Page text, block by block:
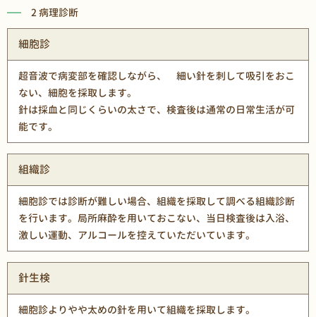
2 病理診断
細胞診
超音波で病変部を確認しながら、 細い針を刺して吸引をおこ
ない、細胞を採取します。
針は採血と同じくらいの太さで、検査後は通常の日常生活が可
能です。
組織診
細胞診では診断が難しい場合、組織を採取して調べる組織診断
を行います。局所麻酔を用いておこない、当日検査後は入浴、
激しい運動、アルコールを控えていただいています。
針生検
細胞診よりやや太めの針を用いて組織を採取します。